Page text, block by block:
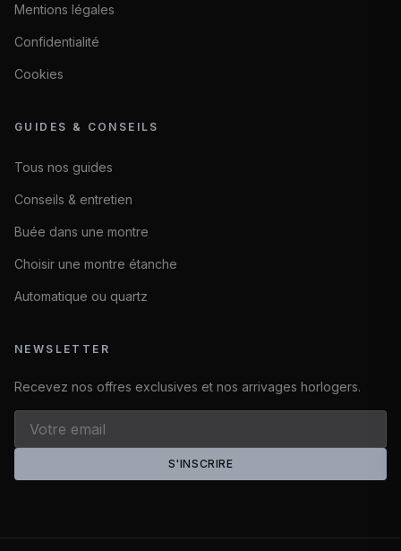
Mentions légales
Confidentialité
Cookies
GUIDES & CONSEILS
Tous nos guides
Conseils & entretien
Buée dans une montre
Choisir une montre étanche
Automatique ou quartz
NEWSLETTER
Recevez nos offres exclusives et nos arrivages horlogers.
S'INSCRIRE